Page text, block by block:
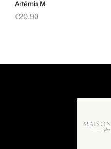
Artémis M
€20.90